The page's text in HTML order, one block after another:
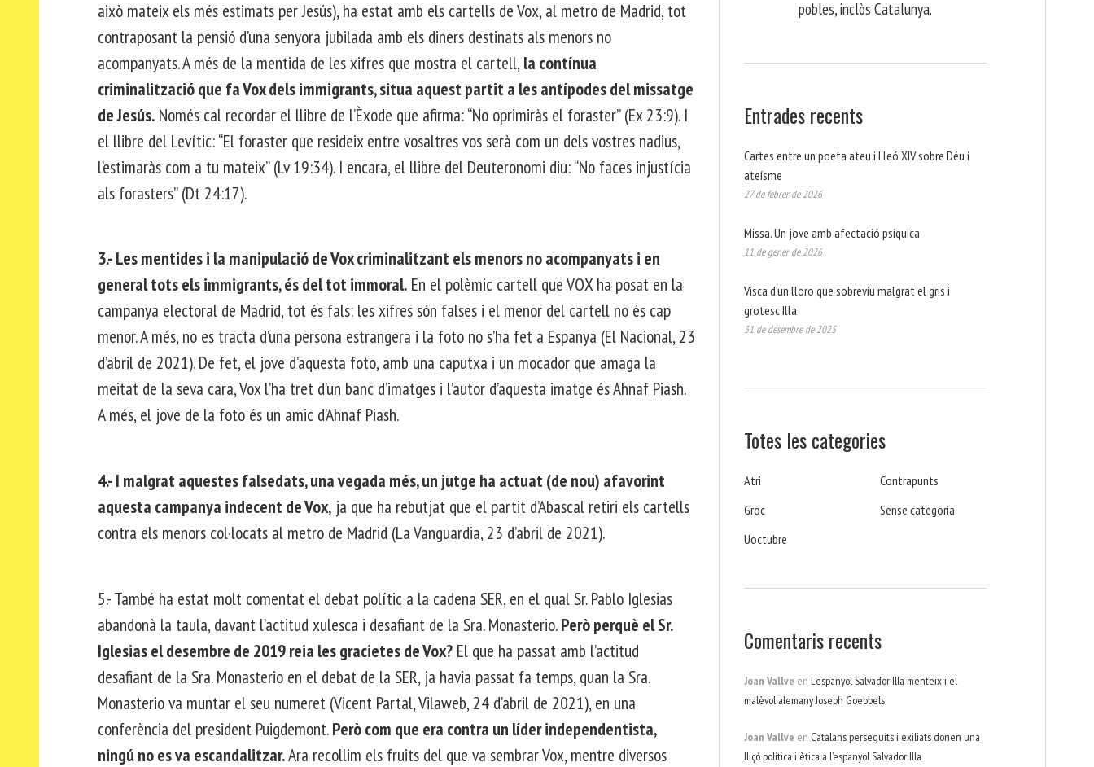
això mateix els més estimats per Jesús), ha estat amb els cartells de Vox, al metro de Madrid, tot
contraposant la pensió d’una senyora jubilada amb els diners destinats als menors no
acompanyats. A més de la mentida de les xifres que mostra el cartell,la contínua
criminalització que fa Vox dels immigrants, situa aquest partit a les antípodes del missatge
de Jesús. Només cal recordar el llibre de l’Èxode que afirma: “No oprimiràs el foraster” (Ex 23:9). I
el llibre del Levític: “El foraster que resideix entre vosaltres vos serà com un dels vostres nadius,
l’estimaràs com a tu mateix” (Lv 19:34). I encara, el llibre del Deuteronomi diu: “No faces injustícia
als forasters” (Dt 24:17).
3.- Les mentides i la manipulació de Vox criminalitzant els menors no acompanyats i en
general tots els immigrants, és del tot immoral. En el polèmic cartell que VOX ha posat en la
campanya electoral de Madrid, tot és fals: les xifres són falses i el menor del cartell no és cap
menor. A més, no es tracta d’una persona estrangera i la foto no s’ha fet a Espanya (El Nacional, 23
d’abril de 2021). De fet, el jove d’aquesta foto, amb una caputxa i un mocador que amaga la
meitat de la seva cara, Vox l’ha tret d’un banc d’imatges i l’autor d’aquesta imatge és Ahnaf Piash.
A més, el jove de la foto és un amic d’Ahnaf Piash.
4.- I malgrat aquestes falsedats, una vegada més, un jutge ha actuat (de nou) afavorint
aquesta campanya indecent de Vox, ja que ha rebutjat que el partit d’Abascal retiri els cartells
contra els menors col·locats al metro de Madrid (La Vanguardia, 23 d’abril de 2021).
5.- També ha estat molt comentat el debat polític a la cadena SER, en el qual Sr. Pablo Iglesias
abandonà la taula, davant l’actitud xulesca i desafiant de la Sra. Monasterio.Però perquè el Sr.
Iglesias el desembre de 2019 reia les gracietes de Vox? El que ha passat amb l’actitud
desafiant de la Sra. Monasterio en el debat de la SER, ja havia passat fa temps, quan la Sra.
Monasterio va muntar el seu numeret (Vicent Partal, Vilaweb, 24 d’abril de 2021), en una
conferència del president Puigdemont.Però com que era contra un líder independentista,
ningú no es va escandalitzar.Ara recollim els fruits del que va sembrar Vox, mentre diversos
pobles, inclòs Catalunya.
Entrades recents
Cartes entre un poeta ateu i Lleó XIV sobre Déu i
ateísme
27 de febrer de 2026
Missa. Un jove amb afectació psíquica
11 de gener de 2026
Visca d’un lloro que sobreviu malgrat el gris i
grotesc Illa
31 de desembre de 2025
Totes les categories
Atri
Contrapunts
Groc
Sense categoria
Uoctubre
Comentaris recents
Joan Vallve en L’espanyol Salvador Illa menteix i el
malèvol alemany Joseph Goebbels
Joan Vallve en Catalans perseguits i exiliats donen una
lliçó política i ètica a l’espanyol Salvador Illa